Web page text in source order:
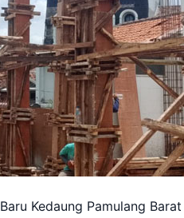
Kedaung Pamulang